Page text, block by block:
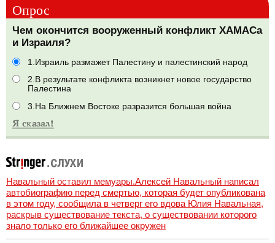
Опрос
Чем окончится вооруженный конфликт ХАМАСа
и Израиля?
1.Израиль размажет Палестину и палестинский народ
2.В результате конфликта возникнет новое государство
Палестина
3.На Ближнем Востоке разразится большая война
Навальный оставил мемуары.Алексей Навальный написал
автобиографию перед смертью, которая будет опубликована
в этом году, сообщила в четверг его вдова Юлия Навальная,
раскрыв существование текста, о существовании которого
знало только его ближайшее окружен